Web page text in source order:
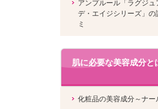
アンプルール「ラグジュ
デ・エイジシリーズ」の
ミ
肌に必要な美容成分と
化粧品の美容成分～ナー